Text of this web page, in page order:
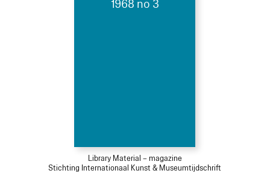
1968 no 3
Library Material – magazine
Stichting Internationaal Kunst & Museumtijdschrift